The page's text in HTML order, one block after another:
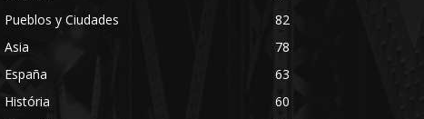
Pueblos y Ciudades
82
Asia
78
España
63
História
60